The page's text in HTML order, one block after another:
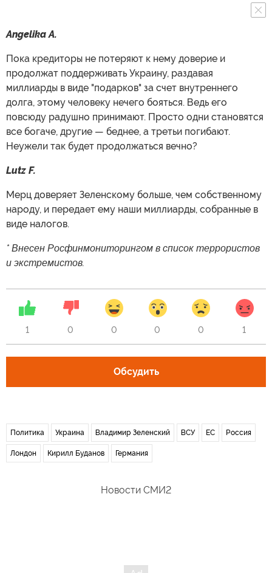
Angelika A.
Пока кредиторы не потеряют к нему доверие и
продолжат поддерживать Украину, раздавая
миллиарды в виде "подарков" за счет внутреннего
долга, этому человеку нечего бояться. Ведь его
повсюду радушно принимают. Просто одни становятся
все богаче, другие — беднее, а третьи погибают.
Неужели так будет продолжаться вечно?
Lutz F.
Мерц доверяет Зеленскому больше, чем собственному
народу, и передает ему наши миллиарды, собранные в
виде налогов.
* Внесен Росфинмониторингом в список террористов
и экстремистов.
1 0 0 0 0 1
Обсудить
Политика Украина Владимир Зеленский ВСУ ЕС Россия
Лондон Кирилл Буданов Германия
Новости СМИ2